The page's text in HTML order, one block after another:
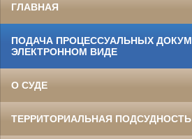
ГЛАВНАЯ
ПОДАЧА ПРОЦЕССУАЛЬНЫХ
ЭЛЕКТРОННОМ ВИДЕ
О СУДЕ
ТЕРРИТОРИАЛЬНАЯ ПОДСУДНОСТЬ